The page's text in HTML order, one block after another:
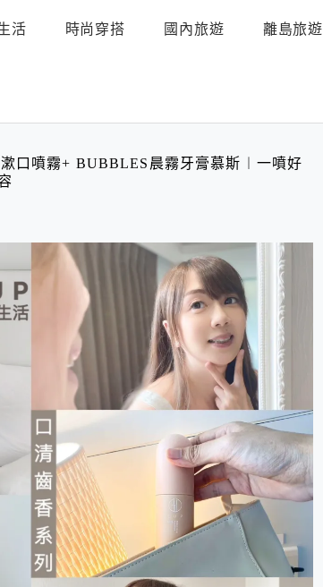
活 時尚穿搭 國內旅遊 離島旅遊
口噴霧+ BUBBLES晨霧牙膏慕斯︱一噴好